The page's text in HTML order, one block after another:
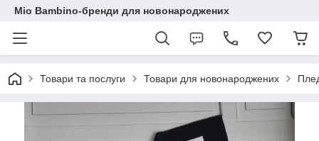
Mio Bambino-бренди для новонароджених
Товари та послуги Товари для новонароджених